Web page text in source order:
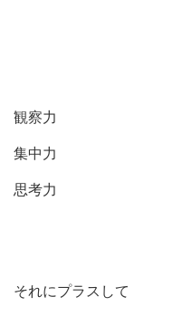
観察力
集中力
思考力
それにプラスして